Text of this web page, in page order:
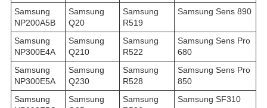
Samsung
NP200A5B
Samsung
Q20
Samsung
R519
Samsung Sens 890
Samsung
NP300E4A
Samsung
Q210
Samsung
R522
Samsung Sens Pro
680
Samsung
NP300E5A
Samsung
Q230
Samsung
R528
Samsung Sens Pro
850
Samsung
Samsung
Samsung
Samsung SF310